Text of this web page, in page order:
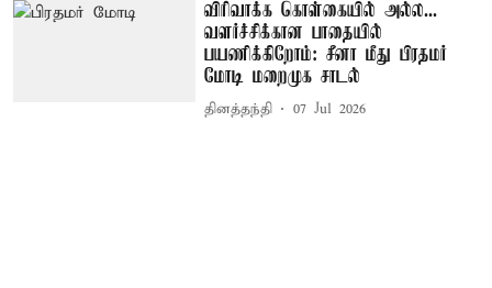
விரிவாக்க கொள்கையில் அல்ல...
வளர்ச்சிக்கான பாதையில்
பயணிக்கிறோம்: சீனா மீது பிரதமர்
மோடி மறைமுக சாடல்
தினத்தந்தி 07 Jul 2026